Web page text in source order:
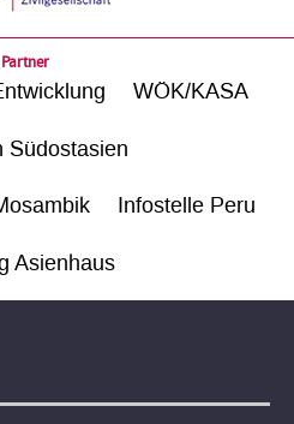
Partner
WÖK/KASA
Südostasien
Infostelle Peru
Asienhaus